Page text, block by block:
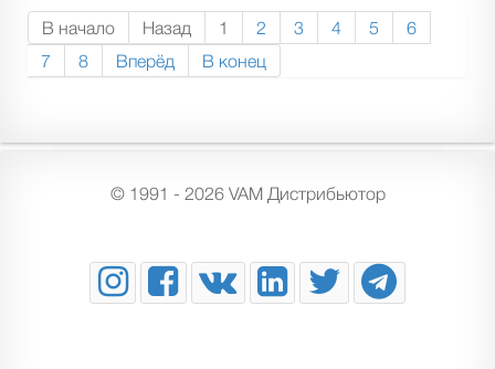
В начало Назад 1 2 3 4 5
6
7
8 Вперёд В конец
© 1991 - 2026 VAM Дистрибьютор